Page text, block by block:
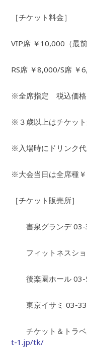
［チケット料金］
VIP席 ￥10,000（最
RS席 ￥8,000/S席
※全席指定 税込価格
※３歳以上はチケット
※入場時にドリンク代
※大会当日は全席種
［チケット販売所］
書泉グランデ 03-
フィットネスショ
後楽園ホール 03-
東京イサミ 03-
チケット＆トラ
t-1.jp/tk/